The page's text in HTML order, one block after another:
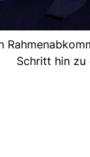
Schritt hin zu